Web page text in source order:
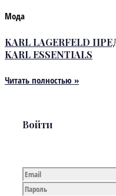
Мода
KARL LAGERFELD
KARL ESSENTIALS
Читать полностью »
Войти